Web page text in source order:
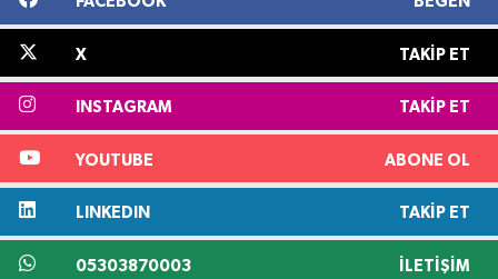
X TAKIP ET
INSTAGRAM TAKIP ET
YOUTUBE ABONE OL
LINKEDIN TAKIP ET
05303870003 İLETIŞIM